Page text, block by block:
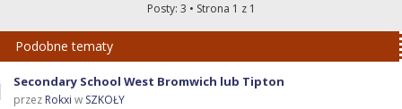
Posty: 3 • Strona 1 z 1
Podobne tematy
Secondary School West Bromwich lub Tipton
przez Rokxi w SZKOŁY